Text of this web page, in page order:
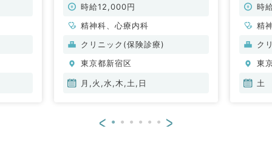
問診のお仕事です（心療内科・精神
時給12,000円
精神科、心療内科
クリニック(保険診療)
東京都新宿区
月,火,水,木,土,日
時
精
ク
東
土
< >